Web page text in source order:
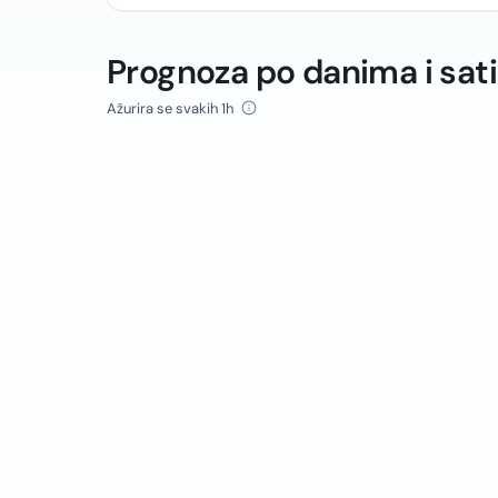
Prognoza po danima i
Ažurira se svakih 1h